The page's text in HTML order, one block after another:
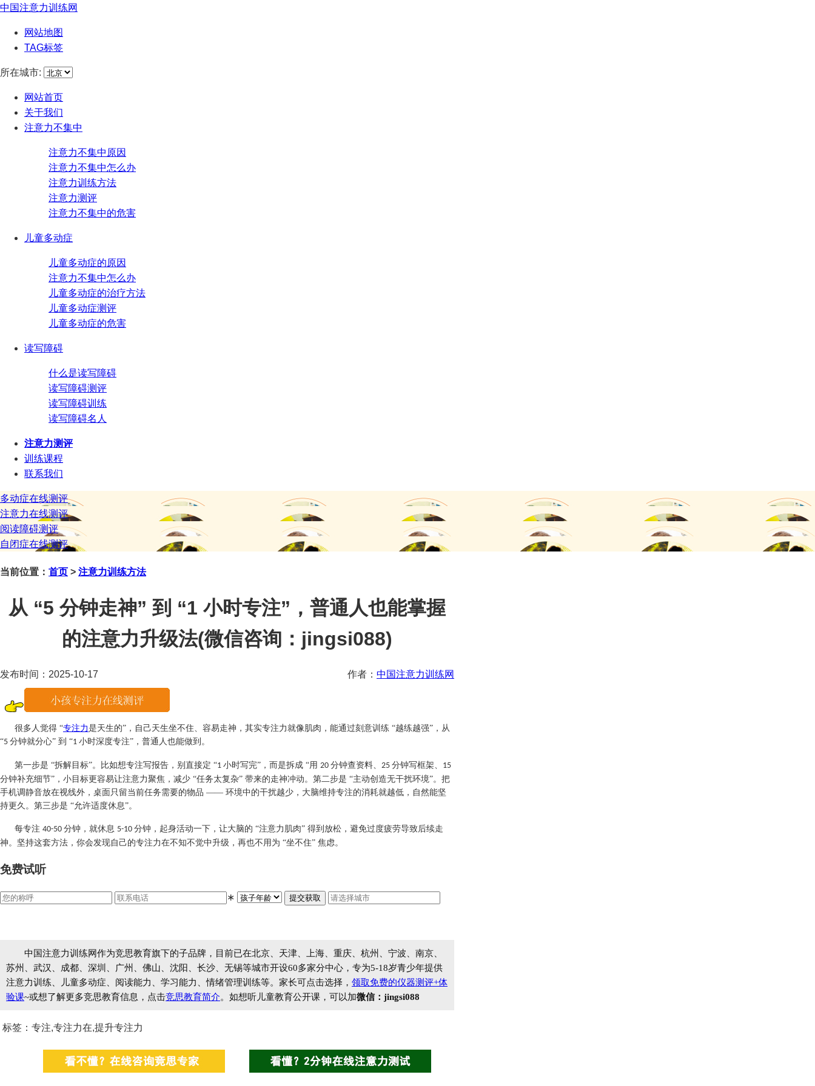
中国注意力训练网
网站地图
TAG标签
所在城市:
网站首页
关于我们
注意力不集中
注意力不集中原因
注意力不集中怎么办
注意力训练方法
注意力测评
注意力不集中的危害
儿童多动症
儿童多动症的原因
注意力不集中怎么办
儿童多动症的治疗方法
儿童多动症测评
儿童多动症的危害
读写障碍
什么是读写障碍
读写障碍测评
读写障碍训练
读写障碍名人
注意力测评
训练课程
联系我们
多动症在线测评
注意力在线测评
阅读障碍测评
自闭症在线测评
当前位置： 首页 > 注意力训练方法
从 “5 分钟走神” 到 “1 小时专注”，普通人也能掌握
的注意力升级法(微信咨询：jingsi088)
作者： 中国注意力训练网
发布时间：2025-10-17
很多人觉得 “专注力是天生的”，自己天生坐不住、容易走神，其实专注力就像肌肉，能通过刻意训练 “越练越强”，从
“5 分钟就分心” 到 “1 小时深度专注”，普通人也能做到。​
第一步是 “拆解目标”。比如想专注写报告，别直接定 “1 小时写完”，而是拆成 “用 20 分钟查资料、 25 分钟写框架、 15
分钟补充细节”，小目标更容易让注意力聚焦，减少 “任务太复杂” 带来的走神冲动。第二步是 “主动创造无干扰环境”。把
手机调静音放在视线外，桌面只留当前任务需要的物品 —— 环境中的干扰越少，大脑维持专注的消耗就越低，自然能坚
持更久。第三步是 “允许适度休息”。
每专注 40-50 分钟，就休息 5-10 分钟，起身活动一下，让大脑的 “注意力肌肉” 得到放松，避免过度疲劳导致后续走
神。坚持这套方法，你会发现自己的专注力在不知不觉中升级，再也不用为 “坐不住” 焦虑。
免费试听
∗
中国注意力训练网作为竞思教育旗下的子品牌，目前已在北京、天津、上海、重庆、杭州、宁波、南京、
苏州、武汉、成都、深圳、广州、佛山、沈阳、长沙、无锡等城市开设60多家分中心，专为5-18岁青少年提供
注意力训练、儿童多动症、阅读能力、学习能力、情绪管理训练等。家长可点击选择， 领取免费的仪器测评+体
验课~或想了解更多竞思教育信息，点击竞思教育简介。如想听儿童教育公开课，可以加微信：jingsi088
标签：专注,专注力在,提升专注力